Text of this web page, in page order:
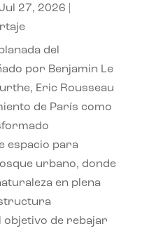
Jul 27, 2026
del
por Benjamin Le
Eric Rousseau
de París como
espacio para
urbano, donde
en plena
objetivo de rebajar